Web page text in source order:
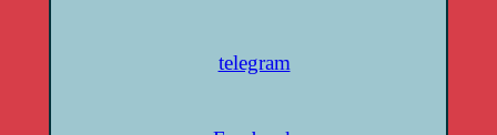
telegram